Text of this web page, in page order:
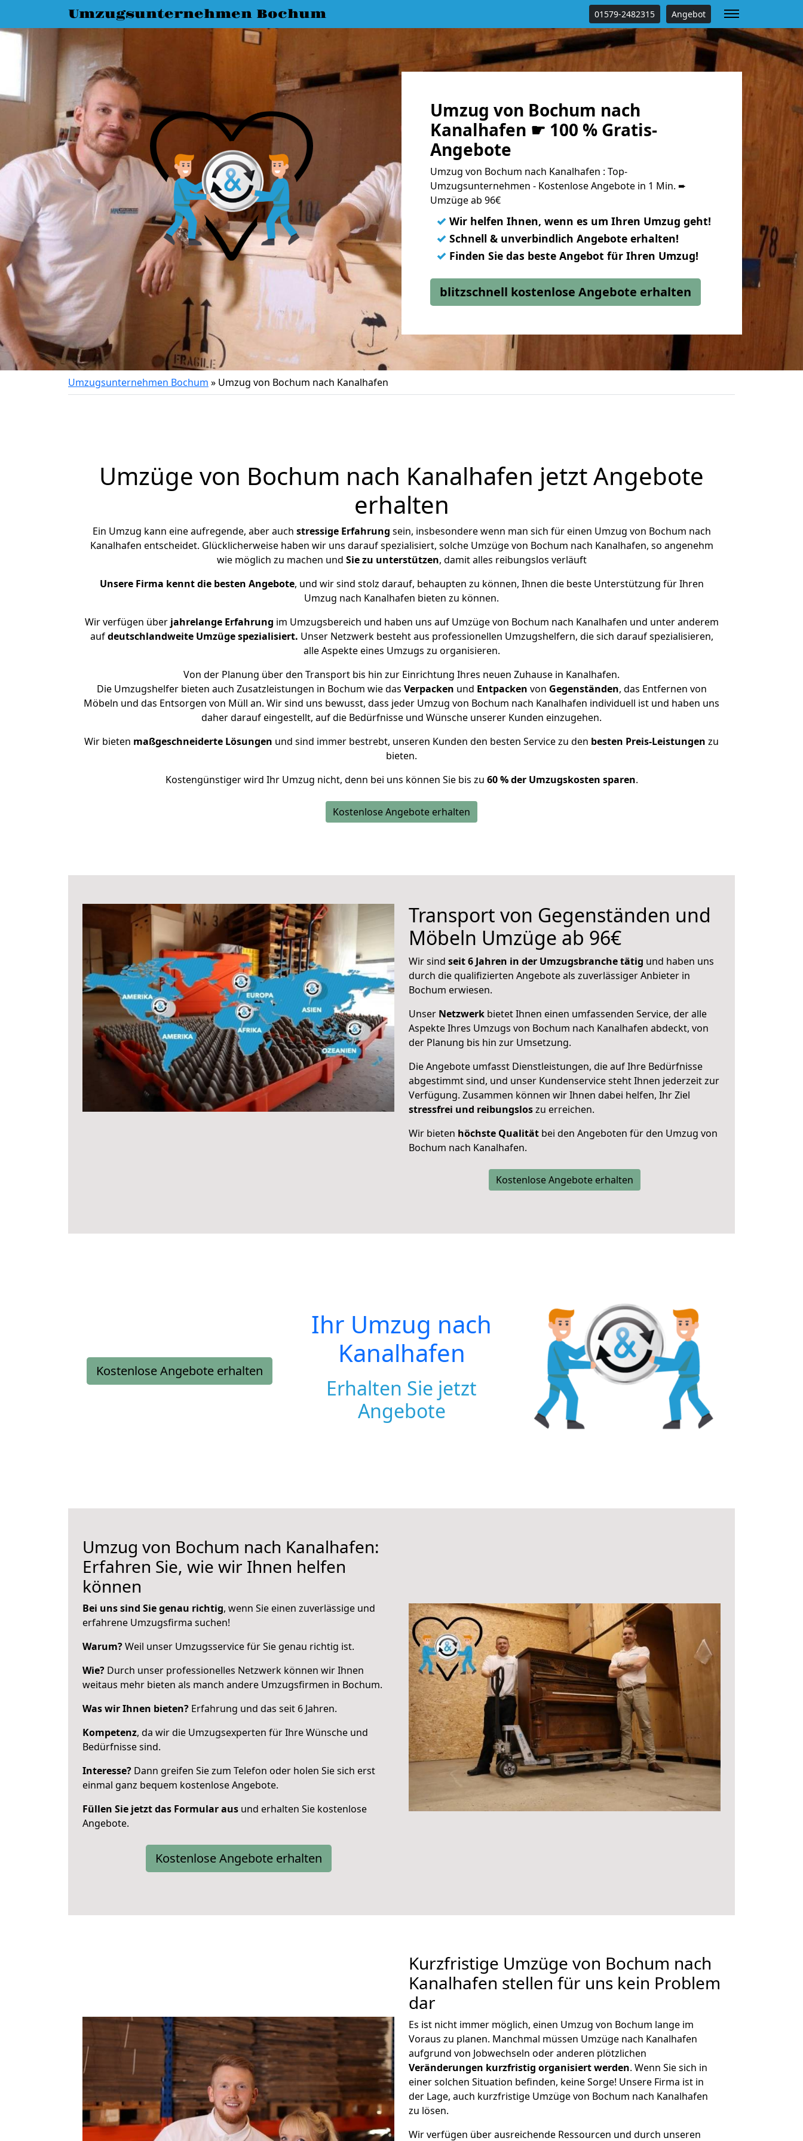
Umzugsunternehmen Bochum 01579-2482315 Angebot
Umzug von Bochum nach
Kanalhafen ☛ 100 % Gratis-
Angebote
Umzug von Bochum nach Kanalhafen : Top-
Umzugsunternehmen - Kostenlose Angebote in 1 Min. ➨
Umzüge ab 96€
✓ Wir helfen Ihnen, wenn es um Ihren Umzug geht!
✓ Schnell & unverbindlich Angebote erhalten!
✓ Finden Sie das beste Angebot für Ihren Umzug!
blitzschnell kostenlose Angebote erhalten
Umzugsunternehmen Bochum » Umzug von Bochum nach Kanalhafen
Umzüge von Bochum nach Kanalhafen jetzt Angebote
erhalten
Ein Umzug kann eine aufregende, aber auch stressige Erfahrung sein, insbesondere wenn man sich für einen Umzug von Bochum nach
Kanalhafen entscheidet. Glücklicherweise haben wir uns darauf spezialisiert, solche Umzüge von Bochum nach Kanalhafen, so angenehm
wie möglich zu machen und Sie zu unterstützen, damit alles reibungslos verläuft
Unsere Firma kennt die besten Angebote, und wir sind stolz darauf, behaupten zu können, Ihnen die beste Unterstützung für Ihren
Umzug nach Kanalhafen bieten zu können.
Wir verfügen überjahrelange Erfahrung im Umzugsbereich und haben uns auf Umzüge von Bochum nach Kanalhafen und unter anderem
aufdeutschlandweite Umzüge spezialisiert. Unser Netzwerk besteht aus professionellen Umzugshelfern, die sich darauf spezialisieren,
alle Aspekte eines Umzugs zu organisieren.
Von der Planung über den Transport bis hin zur Einrichtung Ihres neuen Zuhause in Kanalhafen.
Die Umzugshelfer bieten auch Zusatzleistungen in Bochum wie das Verpacken und Entpacken von Gegenständen, das Entfernen von
Möbeln und das Entsorgen von Müll an. Wir sind uns bewusst, dass jeder Umzug von Bochum nach Kanalhafen individuell ist und haben uns
daher darauf eingestellt, auf die Bedürfnisse und Wünsche unserer Kunden einzugehen.
Wir bieten maßgeschneiderte Lösungen und sind immer bestrebt, unseren Kunden den besten Service zu den besten Preis-Leistungen zu
bieten.
Kostengünstiger wird Ihr Umzug nicht, denn bei uns können Sie bis zu 60 % der Umzugskosten sparen.
Kostenlose Angebote erhalten
Transport von Gegenständen und
Möbeln Umzüge ab 96€
Wir sind seit 6 Jahren in der Umzugsbranche tätig und haben uns
durch die qualifizierten Angebote als zuverlässiger Anbieter in
Bochum erwiesen.
Unser Netzwerk bietet Ihnen einen umfassenden Service, der alle
Aspekte Ihres Umzugs von Bochum nach Kanalhafen abdeckt, von
der Planung bis hin zur Umsetzung.
Die Angebote umfasst Dienstleistungen, die auf Ihre Bedürfnisse
abgestimmt sind, und unser Kundenservice steht Ihnen jederzeit zur
Verfügung. Zusammen können wir Ihnen dabei helfen, Ihr Ziel
stressfrei und reibungsloszu erreichen.
Wir bieten höchste Qualität bei den Angeboten für den Umzug von
Bochum nach Kanalhafen.
Kostenlose Angebote erhalten
Kostenlose Angebote erhalten
Ihr Umzug nach
Kanalhafen
Erhalten Sie jetzt
Angebote
Umzug von Bochum nach Kanalhafen:
Erfahren Sie, wie wir Ihnen helfen
können
Bei uns sind Sie genau richtig, wenn Sie einen zuverlässige und
erfahrene Umzugsfirma suchen!
Warum?Weil unser Umzugsservice für Sie genau richtig ist.
Wie? Durch unser professionelles Netzwerk können wir Ihnen
weitaus mehr bieten als manch andere Umzugsfirmen in Bochum.
Was wir Ihnen bieten? Erfahrung und das seit 6 Jahren.
Kompetenz, da wir die Umzugsexperten für Ihre Wünsche und
Bedürfnisse sind.
Interesse? Dann greifen Sie zum Telefon oder holen Sie sich erst
einmal ganz bequem kostenlose Angebote.
Füllen Sie jetzt das Formular aus und erhalten Sie kostenlose
Angebote.
Kostenlose Angebote erhalten
Kurzfristige Umzüge von Bochum nach
Kanalhafen stellen für uns kein Problem
dar
Es ist nicht immer möglich, einen Umzug von Bochum lange im
Voraus zu planen. Manchmal müssen Umzüge nach Kanalhafen
aufgrund von Jobwechseln oder anderen plötzlichen
Veränderungen kurzfristig organisiert werden. Wenn Sie sich in
einer solchen Situation befinden, keine Sorge! Unsere Firma ist in
der Lage, auch kurzfristige Umzüge von Bochum nach Kanalhafen
zu lösen.
Wir verfügen über ausreichende Ressourcen und durch unseren